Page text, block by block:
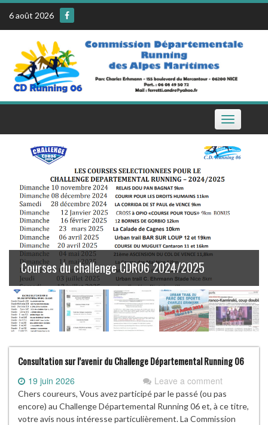
Skip
content
6 août 2026
Toggle
navigation
Le calendrier de la CDR06 sur votre téléphone
Consultation sur l’avenir du Challenge Départemental Running 06
19 juin 2026 Leave a comment
Chers coureurs, Vous avez participé par le passé (ou pas
encore) au Challenge Départemental Running 06 et, à ce titre,
votre avis nous intéresse particulièrement. La Commission